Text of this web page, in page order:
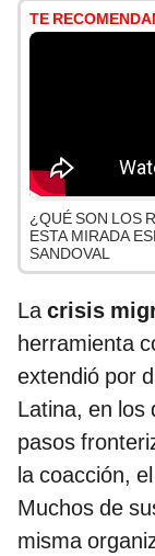
TE
¿QUÉ SON LOS
ESTA MIRADA
SANDOVAL
Lacrisis
herramienta
extendió por
Latina, en los
pasos
la coacción,
Muchos de
misma